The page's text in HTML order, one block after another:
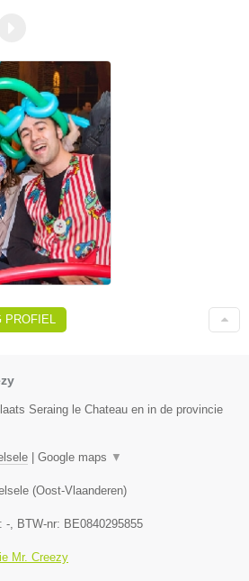
PROFIEL
Seraing le Chateau en in de provincie
Google maps ▼
(Oost-Vlaanderen)
-, BTW-nr: BE0840295855
Mr. Creezy